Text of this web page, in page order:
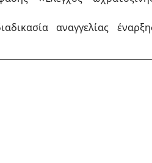
αναγγελίας